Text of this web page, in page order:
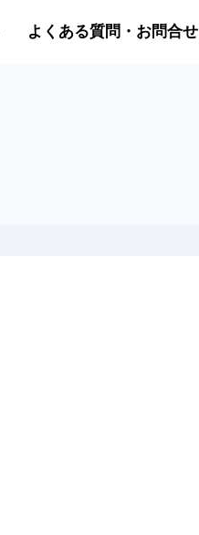
よくある質問・お問合せ